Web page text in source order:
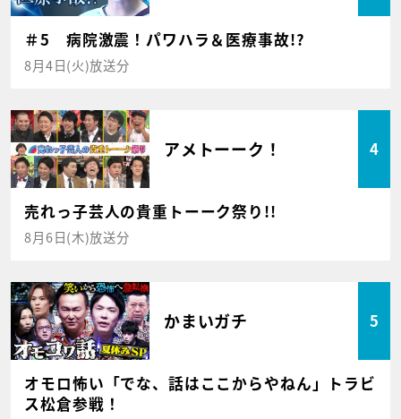
＃5 病院激震！パワハラ＆医療事故!?
8月4日(火)放送分
アメトーーク！ 4
売れっ子芸人の貴重トーーク祭り!!
8月6日(木)放送分
かまいガチ 5
オモロ怖い「でな、話はここからやねん」トラビ
ス松倉参戦！